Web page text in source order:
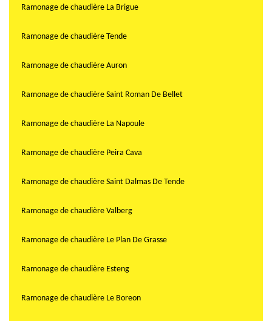
Ramonage de chaudière La Brigue
Ramonage de chaudière Tende
Ramonage de chaudière Auron
Ramonage de chaudière Saint Roman De Bellet
Ramonage de chaudière La Napoule
Ramonage de chaudière Peira Cava
Ramonage de chaudière Saint Dalmas De Tende
Ramonage de chaudière Valberg
Ramonage de chaudière Le Plan De Grasse
Ramonage de chaudière Esteng
Ramonage de chaudière Le Boreon